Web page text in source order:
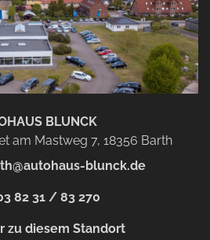
Zustimmen
und
aktivieren
BLUNCK
am Mastweg 7, 18356 Barth
blunck.de
82 31 / 83 270
zu diesem Standort